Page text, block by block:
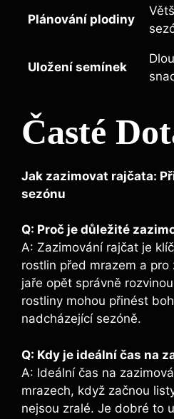
Plánování plodiny
Uložení ⁣semínek
Časté
Jak zazimovat rajčata:⁤
sezónu
Q: Proč je důležité‍
A: Zazimování⁤ rajčat je
rostlin před mrazem a pro
jaře opět správně
rostliny mohou přinést
nadcházející ‌sezóně.
Q: Kdy je ideální⁤ čas na
A: Ideální čas na
mrazech, když⁣ začnou⁢
nejsou zralé. Je​ dobré to